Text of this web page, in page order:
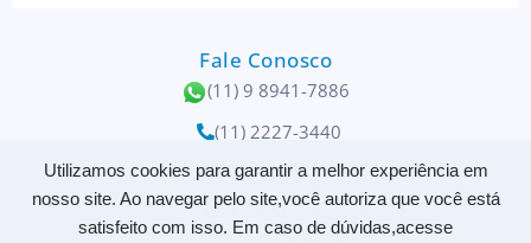
Utilizamos cookies para garantir a melhor experiência em
nosso site. Ao navegar pelo site,você autoriza que você está
satisfeito com isso. Em caso de dúvidas,acesse
Fale Conosco
(11) 9 8941-7886
(11) 2227-3440
contato@kaed.com.br
Rua Santo Elias, 398